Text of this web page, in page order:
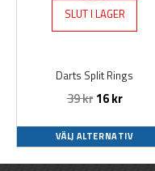
SLUT I LAGER
Darts Split Rings
39kr16kr
VÄLJ ALTERNATIV
varianter.
kan
väljas
produktsidan